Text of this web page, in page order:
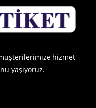
hizmet
yaşıyoruz.